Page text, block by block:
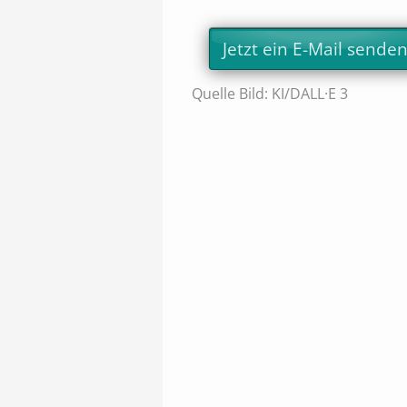
Jetzt ein E-Mail
Quelle Bild: KI/DALL·E 3